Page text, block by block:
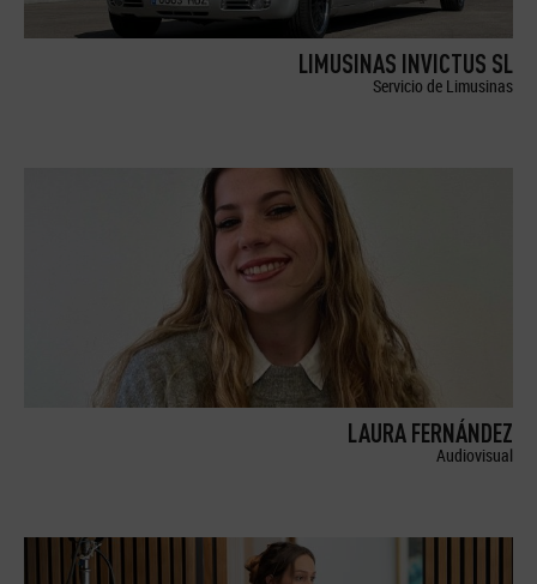
LIMUSINAS INVICTUS SL
Servicio de Limusinas
LAURA FERNÁNDEZ
Audiovisual